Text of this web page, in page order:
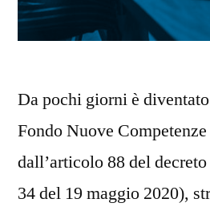
Da pochi giorni è
Fondo Nuove
dall’articolo 88 del
34 del 19 maggio 2020),